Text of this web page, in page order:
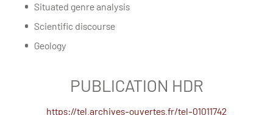
Situated genre analysis
Scientific discourse
Geology
PUBLICATION HDR
https://tel.archives-ouvertes.fr/tel-01011742